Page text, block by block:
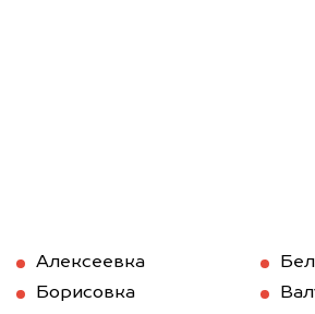
Алексеевка
Борисовка